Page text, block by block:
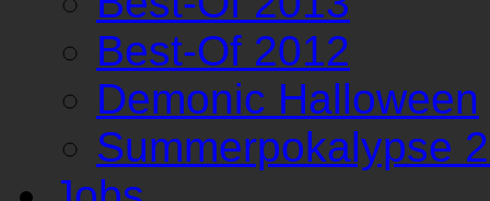
Best-Of 2012
Demonic Halloween
Summerpokalypse